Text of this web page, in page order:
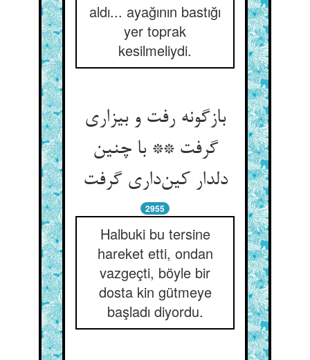
aldı... ayağının bastığı
yer toprak
kesilmeliydi.
بازگونه رفت و بیزاری
گرفت ** با چنین
دلدار کین‌داری گرفت
2955
Halbuki bu tersine
hareket etti, ondan
vazgeçti, böyle bir
dosta kin gütmeye
başladı diyordu.